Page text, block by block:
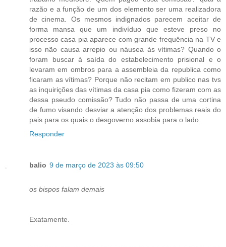
razão e a função de um dos elemento ser uma realizadora
de cinema. Os mesmos indignados parecem aceitar de
forma mansa que um indivíduo que esteve preso no
processo casa pia aparece com grande frequência na TV e
isso não causa arrepio ou náusea às vítimas? Quando o
foram buscar à saída do estabelecimento prisional e o
levaram em ombros para a assembleia da republica como
ficaram as vítimas? Porque não recitam em publico nas tvs
as inquirições das vítimas da casa pia como fizeram com as
dessa pseudo comissão? Tudo não passa de uma cortina
de fumo visando desviar a atenção dos problemas reais do
pais para os quais o desgoverno assobia para o lado.
Responder
balio 9 de março de 2023 às 09:50
os bispos falam demais
Exatamente.